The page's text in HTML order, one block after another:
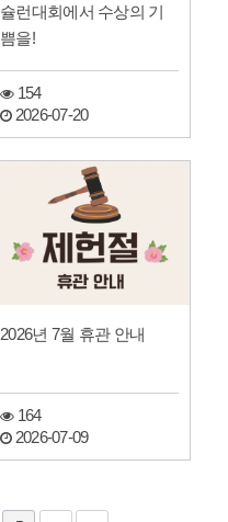
슐런대회에서 수상의 기
쁨을!
154
2026-07-20
2026년 7월 휴관 안내
164
2026-07-09